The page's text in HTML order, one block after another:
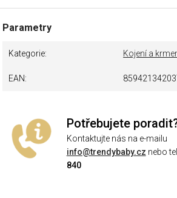
Parametry
Kategorie Kojení a
EAN
Potřebujete
Kontaktujte nás na e-mailu
info@trendybaby.cz nebo tel.
840